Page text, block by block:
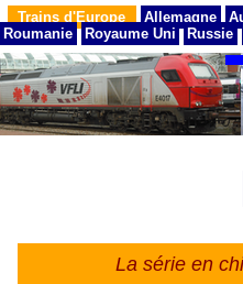
Trains d'Europe Allemagne
Roumanie
Royaume Uni Russie
La série en